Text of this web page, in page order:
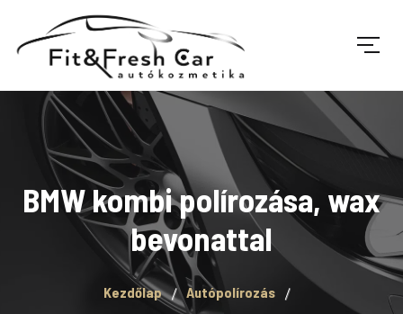
BMW kombi polírozása, wax
bevonattal
Kezdőlap Autópolírozás